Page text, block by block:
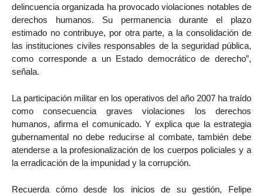
delincuencia organizada ha provocado violaciones notables de
derechos humanos. Su permanencia durante el plazo
estimado no contribuye, por otra parte, a la consolidación de
las instituciones civiles responsables de la seguridad pública,
como corresponde a un Estado democrático de derecho”,
señala.
La participación militar en los operativos del año 2007 ha traído
como consecuencia graves violaciones los derechos
humanos, afirma el comunicado. Y explica que la estrategia
gubernamental no debe reducirse al combate, también debe
atenderse a la profesionalización de los cuerpos policiales y a
la erradicación de la impunidad y la corrupción.
Recuerda cómo desde los inicios de su gestión, Felipe